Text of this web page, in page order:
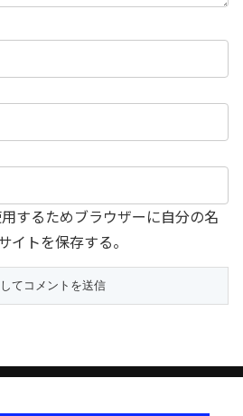
するためブラウザーに自分の名
イトを保存する。